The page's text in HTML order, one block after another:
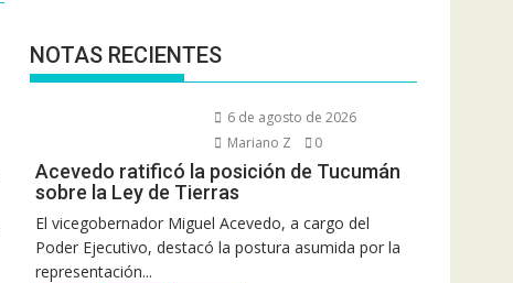
NOTAS RECIENTES
6 de agosto de 2026
Mariano Z
0
Acevedo ratificó la posición de Tucumán
sobre la Ley de Tierras
El vicegobernador Miguel Acevedo, a cargo del
Poder Ejecutivo, destacó la postura asumida por la
representación...